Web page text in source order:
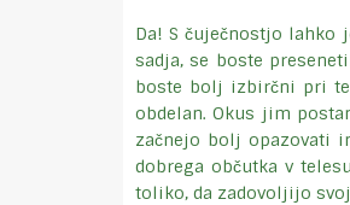
Da! S čuječnostjo lahko
sadja, se boste
boste bolj izbirčni pri
obdelan. Okus jim
začnejo bolj opazovati
dobrega občutka v
toliko, da zadovoljijo